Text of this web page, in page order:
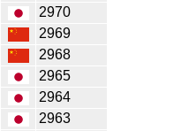
2970
2969
2968
2965
2964
2963